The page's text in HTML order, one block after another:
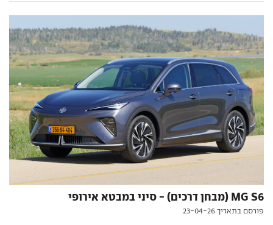
MG S6 (מבחן דרכים) - סיני במבטא אירופי
פורסם בתאריך 23-04-26